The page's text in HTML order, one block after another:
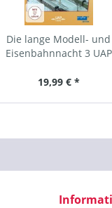
Die lange Modell- und
Eisenbahnnacht 3 UAP
19,99 € *